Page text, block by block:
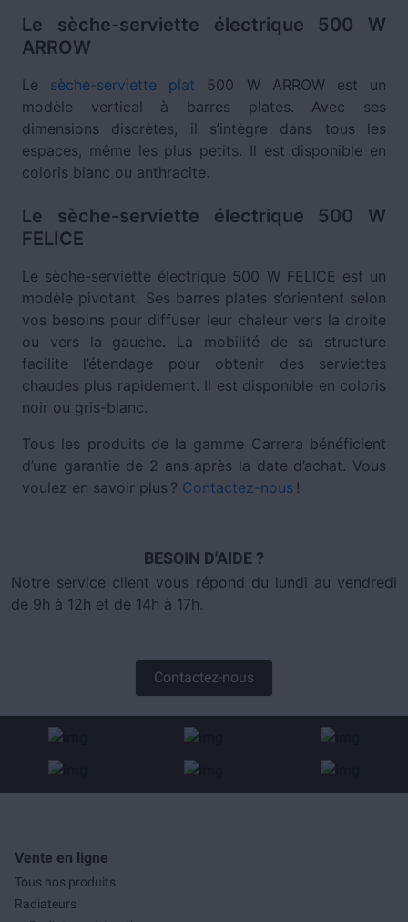
Le sèche-serviette électrique 500 W
ARROW
Le sèche-serviette plat 500 W ARROW est un
modèle vertical à barres plates. Avec ses
dimensions discrètes, il s’intègre dans tous les
espaces, même les plus petits. Il est disponible en
coloris blanc ou anthracite.
Le sèche-serviette électrique 500 W
FELICE
Le sèche-serviette électrique 500 W FELICE est un
modèle pivotant. Ses barres plates s’orientent selon
vos besoins pour diffuser leur chaleur vers la droite
ou vers la gauche. La mobilité de sa structure
facilite l’étendage pour obtenir des serviettes
chaudes plus rapidement. Il est disponible en coloris
noir ou gris-blanc.
Tous les produits de la gamme Carrera bénéficient
d’une garantie de 2 ans après la date d’achat. Vous
voulez en savoir plus ? Contactez-nous !
BESOIN D'AIDE ?
Notre service client vous répond du lundi au vendredi
de 9h à 12h et de 14h à 17h.
Contactez-nous
Vente en ligne
Tous nos produits
Radiateurs